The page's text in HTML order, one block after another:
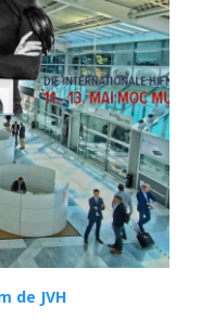
de JVH